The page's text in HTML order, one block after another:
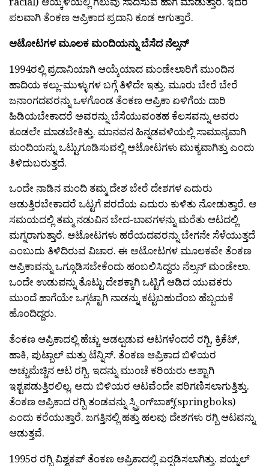
ಪಲವಾಗಿ ತೆಂಕಣ ಆಪ್ರಿಕಾದ ಪ್ರದಾನಿ ಕೂಡ ಆಗುತ್ತಾರೆ.
ಆಟೋಟಗಳ ಮೂಲಕ ಮಂದಿಯನ್ನು ಬೆಸೆದ ನೆಲ್ಸನ್
1994ರಲ್ಲಿ ಪ್ರದಾನಿಯಾಗಿ ಆಯ್ಕೆಯಾದ ಮಂಡೇಲಾರಿಗೆ ಮುಂದಿನ
ಹಾದಿಯ ಕಲ್ಲು-ಮುಳ್ಳುಗಳ ಬಗ್ಗೆ ತಿಳಿದೇ ಇತ್ತು. ಮೂರು ಬೇರೆ ಬೇರೆ
ಜನಾಂಗದವರನ್ನು ಒಳಗೊಂಡ ತೆಂಕಣ ಆಪ್ರಿಕಾ ಏಳಿಗೆಯ ದಾರಿ
ಹಿಡಿಯಬೇಕಾದರೆ ಅವರನ್ನು ಬೆಸೆಯುವಂತಹ ಕೆಲಸವನ್ನು ಅವರು
ಕೂಡಲೇ ಮಾಡಬೇಕಿತ್ತು. ಮಾನವನ ಹಿನ್ನಡವಳಿಯಲ್ಲಿ ಸಾಮಾನ್ಯವಾಗಿ
ಮಂದಿಯನ್ನು ಒಟ್ಟುಗೂಡಿಸುವಲ್ಲಿ ಆಟೋಟಗಳು ಮುಕ್ಯವಾಗಿತ್ತು ಎಂದು
ತಿಳಿದುಬರುತ್ತದೆ.
ಒಂದೇ ನಾಡಿನ ಮಂದಿ ತಮ್ಮ ದೇಶ ಬೇರೆ ದೇಶಗಳ ಎದುರು
ಆಡುತ್ತಿರಬೇಕಾದರೆ ಒಟ್ಟಗೆ ಪರದೆಯ ಎದುರು ಕುಳಿತು ನೋಡುತ್ತಾರೆ. ಆ
ಸಮಯದಲ್ಲಿ ತಮ್ಮ ನಡುವಿನ ಬೇದ-ಬಾವಗಳನ್ನು ಮರೆತು ಆಟದಲ್ಲಿ
ಮಗ್ನರಾಗುತ್ತಾರೆ. ಆಟೋಟಗಳು ಹರೆಯದವರನ್ನು ಬೇಗನೇ ಸೆಳೆಯುತ್ತದೆ
ಎಂಬುದು ತಿಳಿದಿರುವ ವಿಚಾರ. ಈ ಅಟೋಟಗಳ ಮೂಲಕವೇ ತೆಂಕಣ
ಆಪ್ರಿಕಾವನ್ನು ಒಗ್ಗೂಡಿಸಬೇಕೆಂದು ಹಂಬಲಿಸಿದ್ದರು ನೆಲ್ಸನ್ ಮಂಡೇಲಾ.
ಒಂದೇ ಉಡುಪನ್ನು ತೊಟ್ಟು ದೇಶಕ್ಕಾಗಿ ಒಟ್ಟಿಗೆ ಆಡಿದ ಯುವಕರು
ಮುಂದೆ ಹಾಗೆಯೇ ಒಗ್ಗಟ್ಟಾಗಿ ನಾಡನ್ನು ಕಟ್ಟಬಹುದೆಂಬ ಹೆಬ್ಬಯಕೆ
ಹೊಂದಿದ್ದರು.
ತೆಂಕಣ ಆಪ್ರಿಕಾದಲ್ಲಿ ಹೆಚ್ಚು ಆಡಲ್ಪಡುವ ಆಟಗಳೆಂದರೆ ರಗ್ಬಿ, ಕ್ರಿಕೆಟ್,
ಹಾಕಿ, ಪುಟ್ಬಾಲ್ ಮತ್ತು ಟೆನ್ನಿಸ್. ತೆಂಕಣ ಆಪ್ರಿಕಾದ ಬಿಳಿಯರ
ಅಚ್ಚುಮೆಚ್ಚಿನ ಆಟ ರಗ್ಬಿ. ಇದನ್ನು ಮುಂಚೆ ಕರಿಯರು ಅಶ್ಟಾಗಿ
ಇಶ್ಟಪಡುತ್ತಿರಲಿಲ್ಲ. ಅದು ಬಿಳಿಯರ ಆಟವೆಂದೇ ಪರಿಗಣಿಸಲಾಗುತ್ತಿತ್ತು.
ತೆಂಕಣ ಆಪ್ರಿಕಾದ ರಗ್ಬಿ ತಂಡವನ್ನು ಸ್ಪ್ರಿಂಗ್‍ಬಾಕ್ಸ್(springboks)
ಎಂದು ಕರೆಯುತ್ತಾರೆ. ಜಗತ್ತಿನಲ್ಲಿ ಹತ್ತು ಹಲವು ದೇಶಗಳು ರಗ್ಬಿ ಆಟವನ್ನು
ಆಡುತ್ತವೆ.
1995ರ ರಗ್ಬಿ ವಿಶ್ವಕಪ್ ತೆಂಕಣ ಆಪ್ರಿಕಾದಲ್ಲಿ ಏರ‍್ಪಡಿಸಲಾಗಿತ್ತು. ಪಯ್ನಲ್